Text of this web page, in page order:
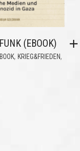
(EBOOK)
, KRIEG&FRIEDEN,